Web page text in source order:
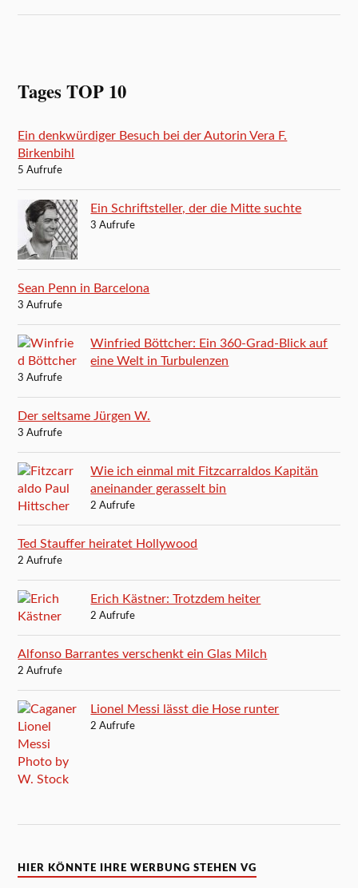
Tages TOP 10
Ein denkwürdiger Besuch bei der Autorin Vera F.
Birkenbihl
5 Aufrufe
Ein Schriftsteller, der die Mitte suchte
3 Aufrufe
Sean Penn in Barcelona
3 Aufrufe
Winfried Böttcher: Ein 360-Grad-Blick auf
eine Welt in Turbulenzen
3 Aufrufe
Der seltsame Jürgen W.
3 Aufrufe
Wie ich einmal mit Fitzcarraldos Kapitän
aneinander gerasselt bin
2 Aufrufe
Ted Stauffer heiratet Hollywood
2 Aufrufe
Erich Kästner: Trotzdem heiter
2 Aufrufe
Alfonso Barrantes verschenkt ein Glas Milch
2 Aufrufe
Lionel Messi lässt die Hose runter
2 Aufrufe
HIER KÖNNTE IHRE WERBUNG STEHEN VG